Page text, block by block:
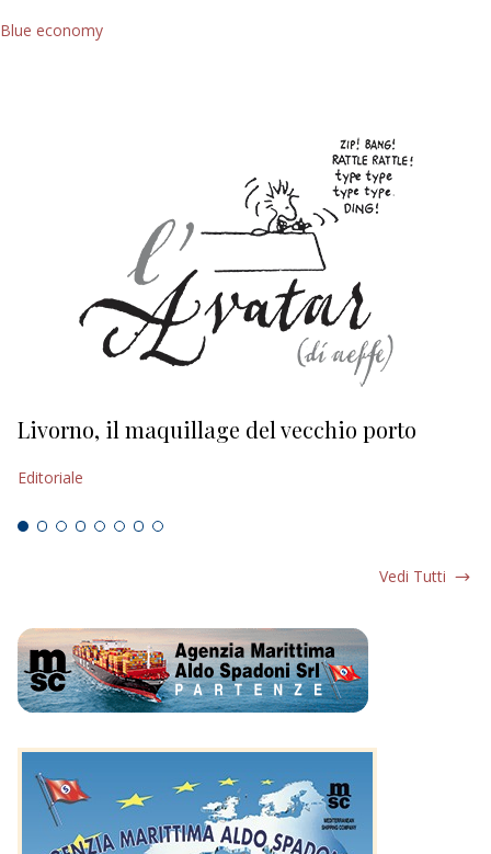
Blue economy
Livorno, il maquillage del vecchio porto
Editoriale
Vedi Tutti